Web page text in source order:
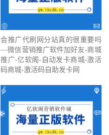
会推广代刷网分站真的很重要吗
—微信营销推广软件加好友-商城
推广-亿软阁-自动发卡商城-激活
码商城-激活码自助发卡网